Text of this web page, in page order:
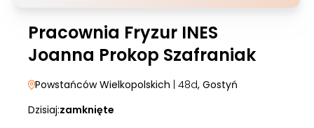
Pracownia Fryzur INES
Joanna Prokop Szafraniak
Powstańców Wielkopolskich | 48d, Gostyń
Dzisiaj:zamknięte